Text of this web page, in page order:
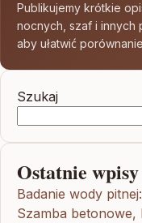
Publikujemy krótkie
nocnych, szaf i innych
aby ułatwić
Szukaj
Ostatnie wpisy
Badanie wody
Szamba betonowe,